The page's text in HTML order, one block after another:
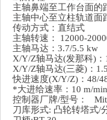
主轴鼻端至工作台面的
主轴中心至立柱轨道面
传动方式：直结式
主轴转速： 12000-
主轴马达：3.7/5.5 kw
X/Y/Z轴马达(发那科)
X/Y/Z轴马达(三菱)：
快进速度(X/Y/Z)：48/
*大进给速率：10 m/min
控制器厂牌/型号：
刀库形式: 凸轮转塔式/